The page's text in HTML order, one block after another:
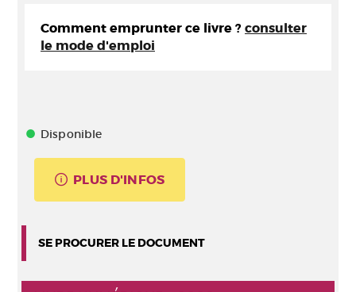
Comment emprunter ce livre ? consulter
le mode d'emploi
Disponible
PLUS D'INFOS
SE PROCURER LE DOCUMENT